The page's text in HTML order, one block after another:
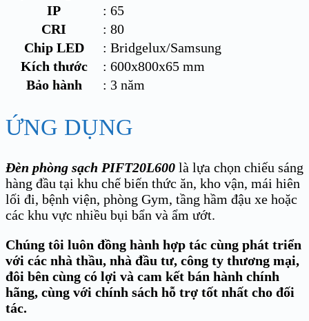
IP
: 65
CRI
: 80
Chip LED
: Bridgelux/Samsung
Kích thước
: 600x800x65 mm
Bảo hành
: 3 năm
ỨNG DỤNG
Đèn phòng sạch PIFT20L600 là lựa chọn chiếu sáng
hàng đầu tại khu chế biến thức ăn, kho vận, mái hiên
lối đi, bệnh viện, phòng Gym, tầng hầm đậu xe hoặc
các khu vực nhiều bụi bẩn và ẩm ướt.
Chúng tôi luôn đồng hành hợp tác cùng phát triển
với các nhà thầu, nhà đầu tư, công ty thương mại,
đôi bên cùng có lợi và cam kết bán hành chính
hãng, cùng với chính sách hỗ trợ tốt nhất cho đối
tác.